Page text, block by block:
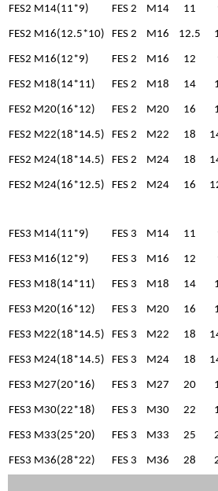
FES2 M14(11*9) FES 2 M14 11
FES2 M16(12.5*10) FES 2 M16 12.5
FES2 M16(12*9) FES 2 M16 12
FES2 M18(14*11) FES 2 M18 14
FES2 M20(16*12) FES 2 M20 16
FES2 M22(18*14.5) FES 2 M22 18
FES2 M24(18*14.5) FES 2 M24 18
FES2 M24(16*12.5) FES 2 M24 16
FES3 M14(11*9) FES 3 M14 11
FES3 M16(12*9) FES 3 M16 12
FES3 M18(14*11) FES 3 M18 14
FES3 M20(16*12) FES 3 M20 16
FES3 M22(18*14.5) FES 3 M22 18
FES3 M24(18*14.5) FES 3 M24 18
FES3 M27(20*16) FES 3 M27 20
FES3 M30(22*18) FES 3 M30 22
FES3 M33(25*20) FES 3 M33 25
FES3 M36(28*22) FES 3 M36 28